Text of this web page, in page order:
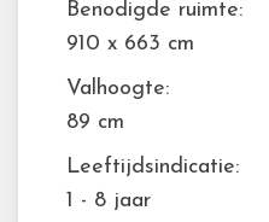
Benodigde ruimte:
910 x 663 cm
Valhoogte:
89 cm
Leeftijdsindicatie:
1 - 8 jaar